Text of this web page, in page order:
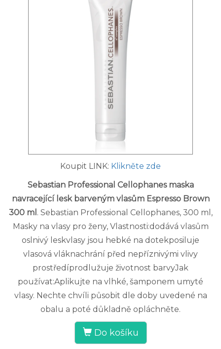
Koupit LINK: Klikněte zde
Sebastian Professional Cellophanes maska
navracející lesk barveným vlasům Espresso Brown
300 ml . Sebastian Professional Cellophanes, 300 ml,
Masky na vlasy pro ženy, Vlastnosti:dodává vlasům
oslnivý leskvlasy jsou hebké na dotekposiluje
vlasová vláknachrání před nepříznivými vlivy
prostředíprodlužuje životnost barvyJak
používat:Aplikujte na vlhké, šamponem umyté
vlasy. Nechte chvíli působit dle doby uvedené na
obalu a poté důkladně opláchněte.
Do košíku